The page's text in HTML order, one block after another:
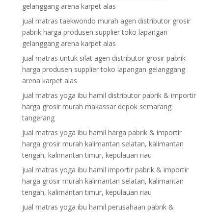
gelanggang arena karpet alas
jual matras taekwondo murah agen distributor grosir
pabrik harga produsen supplier toko lapangan
gelanggang arena karpet alas
jual matras untuk silat agen distributor grosir pabrik
harga produsen supplier toko lapangan gelanggang
arena karpet alas
jual matras yoga ibu hamil distributor pabrik & importir
harga grosir murah makassar depok semarang
tangerang
jual matras yoga ibu hamil harga pabrik & importir
harga grosir murah kalimantan selatan, kalimantan
tengah, kalimantan timur, kepulauan riau
jual matras yoga ibu hamil importir pabrik & importir
harga grosir murah kalimantan selatan, kalimantan
tengah, kalimantan timur, kepulauan riau
jual matras yoga ibu hamil perusahaan pabrik &